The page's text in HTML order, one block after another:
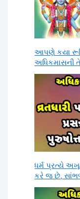
આપણે કયા
અધિકમાસની
ધર્મ પ્રત્યે
કરે જ છે,